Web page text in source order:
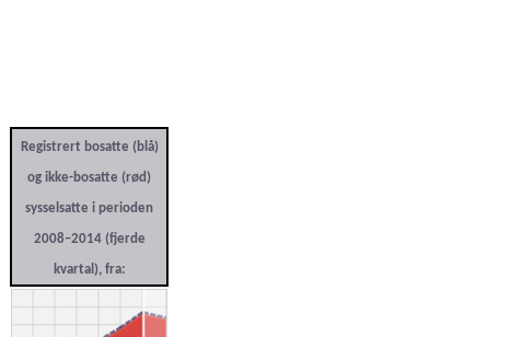
Registrert bosatte (blå)
og ikke-bosatte (rød)
sysselsatte i perioden
2008–2014 (fjerde
kvartal), fra: